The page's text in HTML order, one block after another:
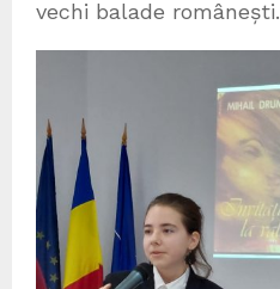
vechi balade românești.